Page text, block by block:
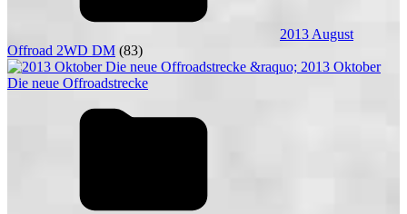
2013 August
Offroad 2WD DM (83)